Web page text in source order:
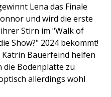
Lena das Finale
und wird die erste
Stirn im "Walk of
Show?" 2024 bekommt!
Katrin Bauerfeind helfen
die Bodenplatte zu
allerdings wohl